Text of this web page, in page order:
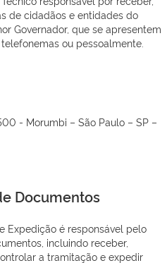
de cidadãos e entidades do
Governador, que se apresentem
ou pessoalmente.
- Morumbi – São Paulo – SP –
Documentos
Expedição é responsável pelo
incluindo receber,
a tramitação e expedir